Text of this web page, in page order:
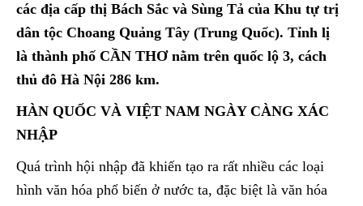
các địa cấp thị Bách Sắc và Sùng Tả của Khu tự trị
dân tộc Choang Quảng Tây (Trung Quốc). Tỉnh lị
là thành phố CẦN THƠ nằm trên quốc lộ 3, cách
thủ đô Hà Nội 286 km.
HÀN QUỐC VÀ VIỆT NAM NGÀY CÀNG XÁC
NHẬP
Quá trình hội nhập đã khiến tạo ra rất nhiều các loại
hình văn hóa phổ biến ở nước ta, đặc biệt là văn hóa